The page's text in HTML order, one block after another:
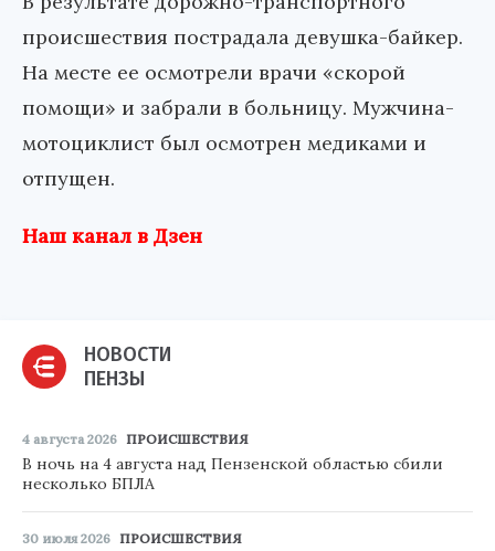
происшествия пострадала девушка-байкер.
На месте ее осмотрели врачи «скорой
помощи» и забрали в больницу. Мужчина-
мотоциклист был осмотрен медиками и
отпущен.
Наш канал в Дзен
НОВОСТИ
ПЕНЗЫ
4 августа 2026 ПРОИСШЕСТВИЯ
В ночь на 4 августа над Пензенской областью сбили
несколько БПЛА
30 июля 2026 ПРОИСШЕСТВИЯ